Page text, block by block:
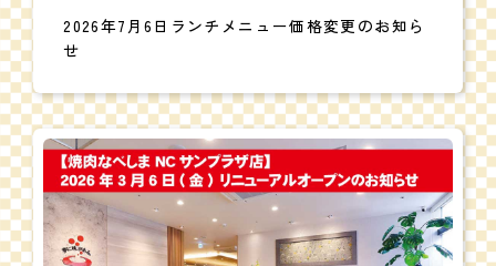
2026年7月6日ランチメニュー価格変更のお知ら
せ